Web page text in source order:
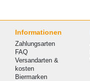
Informationen
Zahlungsarten
FAQ
Versandarten &
kosten
Biermarken